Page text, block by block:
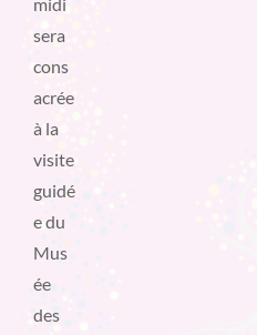
midi
sera
cons
acrée
à la
visite
guidé
e du
Mus
ée
des